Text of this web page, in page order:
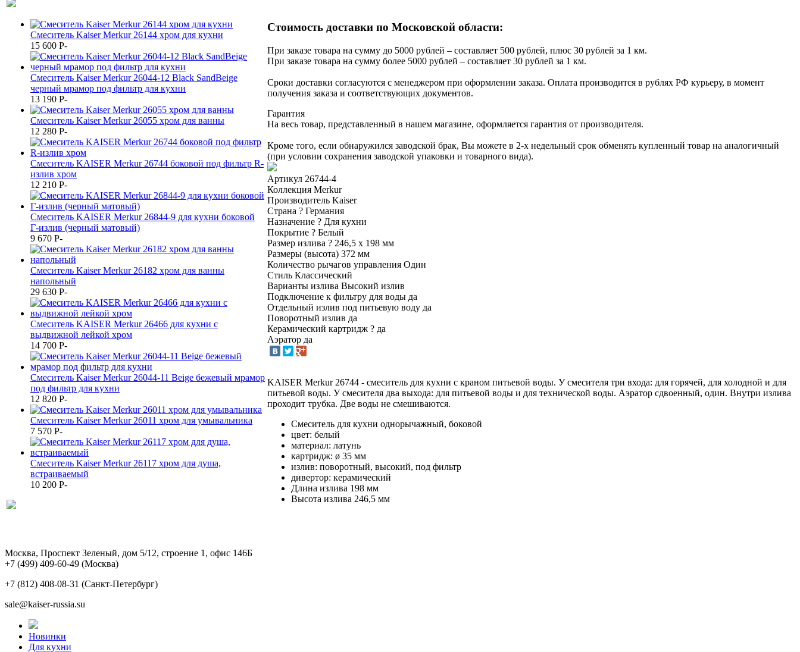
Смеситель Kaiser Merkur 26144 хром для кухни
15 600 P-
Смеситель Kaiser Merkur 26044-12 Black SandBeige
черный мрамор под фильтр для кухни
13 190 P-
Смеситель Kaiser Merkur 26055 хром для ванны
12 280 P-
Смеситель KAISER Merkur 26744 боковой под фильтр R-
излив хром
12 210 P-
Смеситель KAISER Merkur 26844-9 для кухни боковой
Г-излив (черный матовый)
9 670 P-
Смеситель Kaiser Merkur 26182 хром для ванны
напольный
29 630 P-
Смеситель KAISER Merkur 26466 для кухни с
выдвижной лейкой хром
14 700 P-
Смеситель Kaiser Merkur 26044-11 Beige бежевый мрамор
под фильтр для кухни
12 820 P-
Смеситель Kaiser Merkur 26011 хром для умывальника
7 570 P-
Смеситель Kaiser Merkur 26117 хром для душа,
встраиваемый
10 200 P-
Стоимость доставки по Московской области:
При заказе товара на сумму до 5000 рублей – составляет 500 рублей, плюс 30 рублей за 1 км.
При заказе товара на сумму более 5000 рублей – составляет 30 рублей за 1 км.
Сроки доставки согласуются с менеджером при оформлении заказа. Оплата производится в рублях РФ курьеру, в момент
получения заказа и соответствующих документов.
Гарантия
На весь товар, представленный в нашем магазине, оформляется гарантия от производителя.
Кроме того, если обнаружился заводской брак, Вы можете в 2-х недельный срок обменять купленный товар на аналогичный
(при условии сохранения заводской упаковки и товарного вида).
Артикул 26744-4
Коллекция Merkur
Производитель Kaiser
Страна ? Германия
Назначение ? Для кухни
Покрытие ? Белый
Размер излива ? 246,5 х 198 мм
Размеры (высота) 372 мм
Количество рычагов управления Один
Стиль Классический
Варианты излива Высокий излив
Подключение к фильтру для воды да
Отдельный излив под питьевую воду да
Поворотный излив да
Керамический картридж ? да
Аэратор да
KAISER Merkur 26744 - смеситель для кухни с краном питьевой воды. У смесителя три входа: для горячей, для холодной и для
питьевой воды. У смесителя два выхода: для питьевой воды и для технической воды. Аэратор сдвоенный, один. Внутри излива
проходит трубка. Две воды не смешиваются.
Смеситель для кухни однорычажный, боковой
цвет: белый
материал: латунь
картридж: ø 35 мм
излив: поворотный, высокий, под фильтр
дивертор: керамический
Длина излива 198 мм
Высота излива 246,5 мм
Москва, Проспект Зеленый, дом 5/12, строение 1, офис 146Б
+7 (499) 409-60-49 (Москва)
+7 (812) 408-08-31 (Санкт-Петербург)
sale@kaiser-russia.su
Новинки
Для кухни